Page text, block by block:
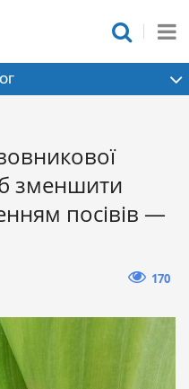
зменшити
посівів —
170